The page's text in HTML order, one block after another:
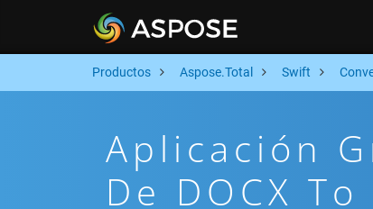
Productos Aspose.Total Swift
Aplicación
De DOCX